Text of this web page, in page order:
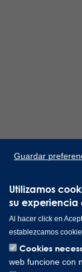
Utilizamos
su experiencia
Al hacer click en
establezcamos
Cookies
web funcione con
Guardar